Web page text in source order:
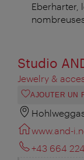
Eberharter,
Studio
Jewelry &
AJOUTER UN
www.and-
+43 664